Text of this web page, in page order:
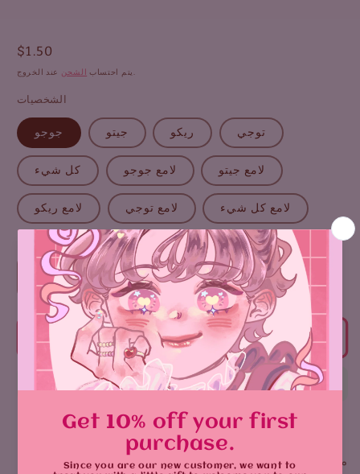
السعر
العادي
$1.50
يتم احتساب الشحن عند الخروج.
الشخصيات
جوجو جيتو ريكو توجي
كل شيء لامع جوجو لامع جيتو
لامع ريكو لامع توجي لامع كل شيء
تقليل
الكمية
جوجوتسو
كايسين
زيادة
الكمية
لـ
جوجوتسو
كايسين
أضف إلى السلة
ملصقات وجوه لطيفة